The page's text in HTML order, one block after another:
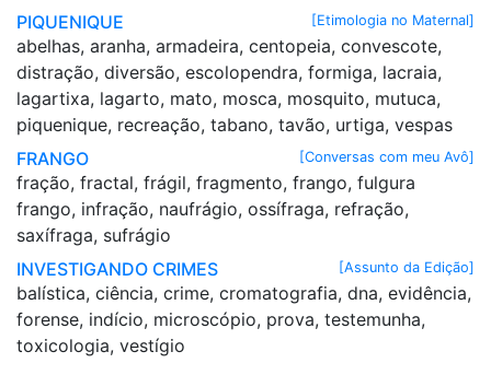
PIQUENIQUE
[Etimologia no Maternal]
abelhas, aranha, armadeira, centopeia, convescote,
distração, diversão, escolopendra, formiga, lacraia,
lagartixa, lagarto, mato, mosca, mosquito, mutuca,
piquenique, recreação, tabano, tavão, urtiga, vespas
FRANGO
[Conversas com meu Avô]
fração, fractal, frágil, fragmento, frango, fulgura
frango, infração, naufrágio, ossífraga, refração,
saxífraga, sufrágio
INVESTIGANDO CRIMES
[Assunto da Edição]
balística, ciência, crime, cromatografia, dna, evidência,
forense, indício, microscópio, prova, testemunha,
toxicologia, vestígio